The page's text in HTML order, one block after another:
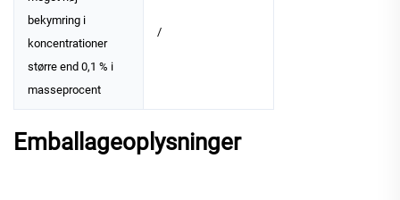
bekymring i
koncentrationer
større end 0,1 % i
masseprocent
/
Emballageoplysninger